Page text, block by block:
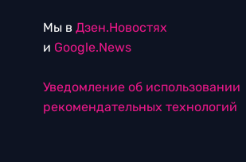
Мы в Дзен.Новостях
и Google.News
Уведомление об использовании
рекомендательных технологий